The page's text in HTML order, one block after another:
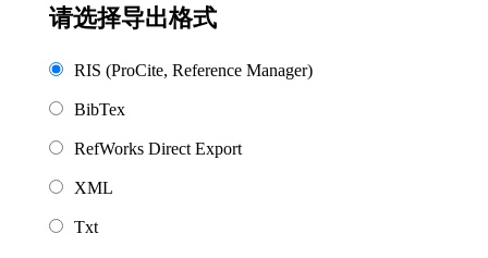
请选择导出格式
RIS (ProCite, Reference Manager)
BibTex
RefWorks Direct Export
XML
Txt